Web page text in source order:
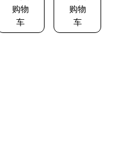
购物
车
购物
车